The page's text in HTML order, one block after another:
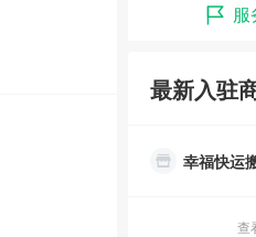
服
最新入驻
幸福快运
查